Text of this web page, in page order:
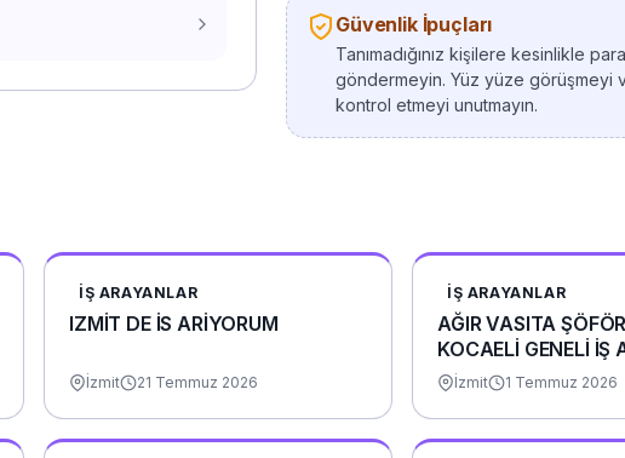
Güvenlik İpuçları
Tanımadığınız kişilere kesinlikle para
göndermeyin. Yüz yüze görüşmeyi
kontrol etmeyi unutmayın.
İŞ ARAYANLAR
IZMİT DE İS ARİYORUM
İzmit 21 Temmuz 2026
İŞ ARAYANLAR
AĞIR VASITA
KOCAELİ GENELİ İŞ
İzmit 1 Temmuz 2026